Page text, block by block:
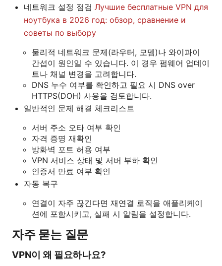
네트워크 설정 점검 Лучшие бесплатные VPN для
ноутбука в 2026 год: обзор, сравнение и
советы по выбору
물리적 네트워크 문제(라우터, 모뎀)나 와이파이
간섭이 원인일 수 있습니다. 이 경우 펌웨어 업데이
트나 채널 변경을 고려합니다.
DNS 누수 여부를 확인하고 필요 시 DNS over
HTTPS(DOH) 사용을 검토합니다.
일반적인 문제 해결 체크리스트
서버 주소 오타 여부 확인
자격 증명 재확인
방화벽 포트 허용 여부
VPN 서비스 상태 및 서버 부하 확인
인증서 만료 여부 확인
자동 복구
연결이 자주 끊긴다면 재연결 로직을 애플리케이
션에 포함시키고, 실패 시 알림을 설정합니다.
자주 묻는 질문
VPN이 왜 필요하나요?